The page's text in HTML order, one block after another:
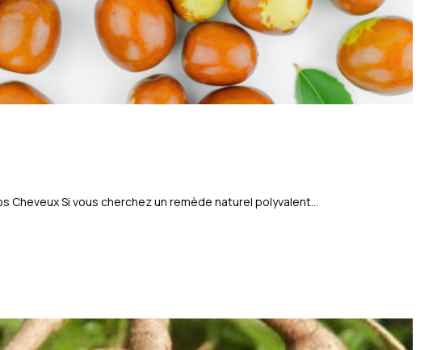
Cheveux Si vous cherchez un remède naturel polyvalent...